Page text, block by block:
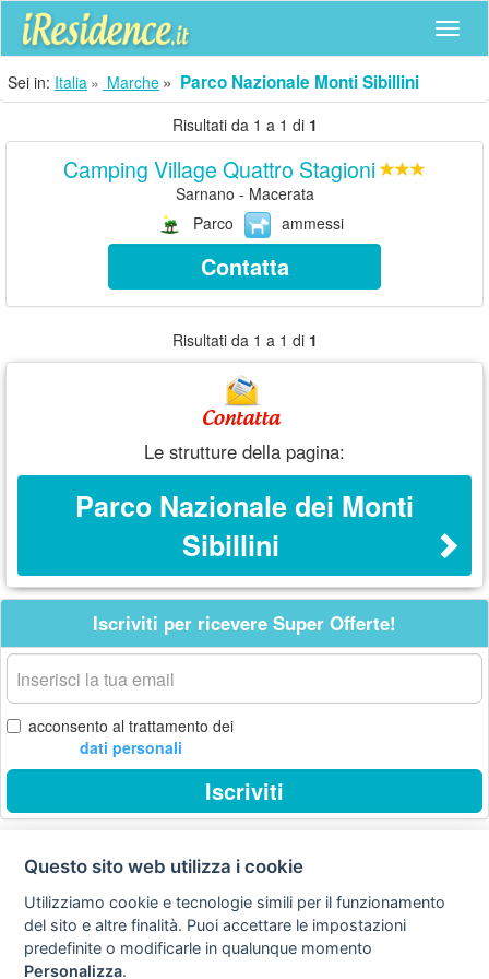
Sei in: Italia Marche Parco Nazionale Monti Sibillini
Risultati da 1 a 1 di 1
Camping Village Quattro Stagioni
Sarnano - Macerata
Parco
ammessi
Contatta
Risultati da 1 a 1 di 1
Le strutture della pagina:
Parco Nazionale dei Monti
Sibillini
Iscriviti per ricevere Super Offerte!
La
tua
email
acconsento al trattamento dei
dati personali
Iscriviti
policy
legale
Preferenze cookie
Questo sito web utilizza i cookie
Utilizziamo cookie e tecnologie simili per il funzionamento
del sito e altre finalità. Puoi accettare le impostazioni
predefinite o modificarle in qualunque momento
Personalizza.